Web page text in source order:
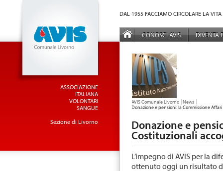
ASSOCIAZIONE
ITALIANA
VOLONTARI
SANGUE
Sezione di Livorno
DAL 1955 FACCIAMO CIRCOLARE LA
MENÙ PRINCIPALE
CONOSCI AVIS DIVENTA
TU SEI QUI:
AVIS Comunale Livorno News
Donazione e pensioni: la Commissione
Donazione e
Costituzionali
L’impegno di AVIS per la
ottenuto oggi un risultato